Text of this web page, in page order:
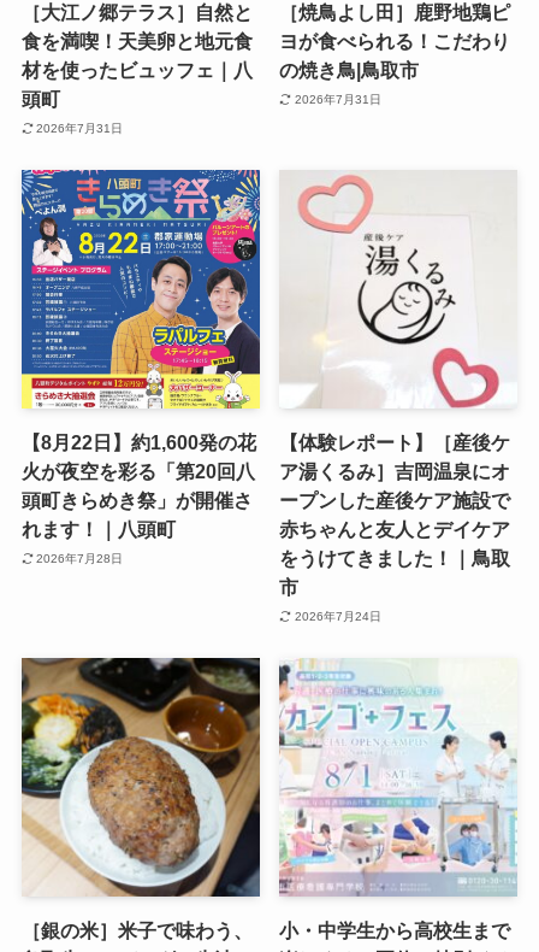
［大江ノ郷テラス］自然と
食を満喫！天美卵と地元食
材を使ったビュッフェ｜八
頭町
2026年7月31日
［焼鳥よし田］鹿野地鶏ピ
ヨが食べられる！こだわり
の焼き鳥|鳥取市
2026年7月31日
【8月22日】約1,600発の花
火が夜空を彩る「第20回八
頭町きらめき祭」が開催さ
れます！｜八頭町
2026年7月28日
【体験レポート】［産後ケ
ア湯くるみ］吉岡温泉にオ
ープンした産後ケア施設で
赤ちゃんと友人とデイケア
をうけてきました！｜鳥取
市
2026年7月24日
［銀の米］米子で味わう、
小・中学生から高校生まで